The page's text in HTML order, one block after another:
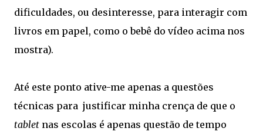
dificuldades, ou desinteresse, para interagir com
livros em papel, como o bebê do vídeo acima nos
mostra).
Até este ponto ative-me apenas a questões
técnicas para justificar minha crença de que o
tablet nas escolas é apenas questão de tempo